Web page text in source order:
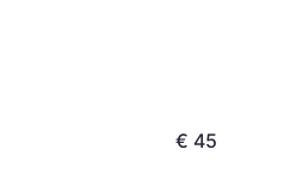
€ 45